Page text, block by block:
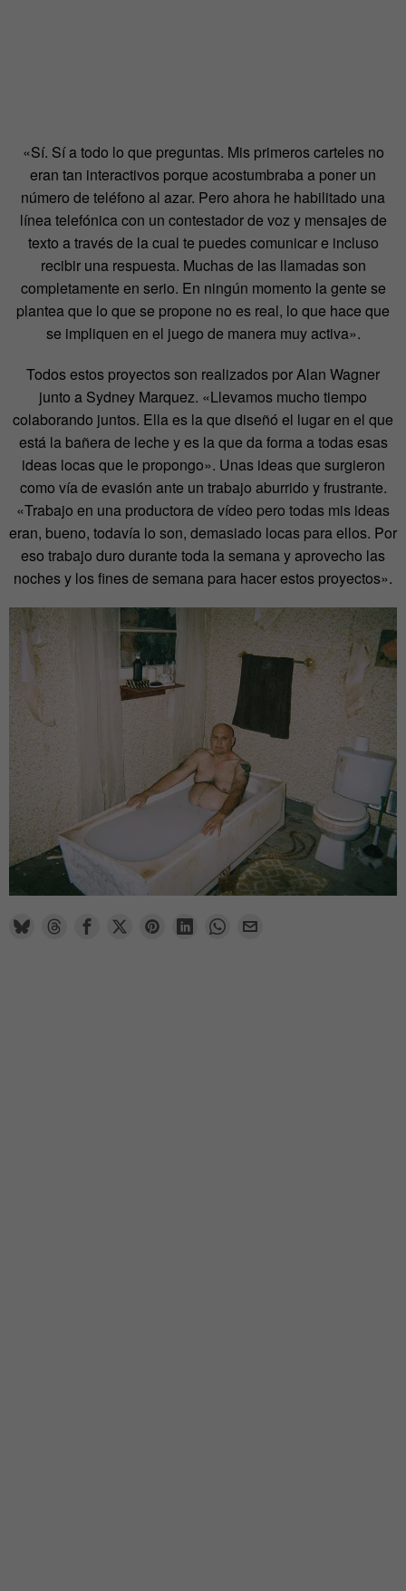
«Sí. Sí a todo lo que preguntas. Mis primeros carteles no
eran tan interactivos porque acostumbraba a poner un
número de teléfono al azar. Pero ahora he habilitado una
línea telefónica con un contestador de voz y mensajes de
texto a través de la cual te puedes comunicar e incluso
recibir una respuesta. Muchas de las llamadas son
completamente en serio. En ningún momento la gente se
plantea que lo que se propone no es real, lo que hace que
se impliquen en el juego de manera muy activa».
Todos estos proyectos son realizados por Alan Wagner
junto a Sydney Marquez. «Llevamos mucho tiempo
colaborando juntos. Ella es la que diseñó el lugar en el que
está la bañera de leche y es la que da forma a todas esas
ideas locas que le propongo». Unas ideas que surgieron
como vía de evasión ante un trabajo aburrido y frustrante.
«Trabajo en una productora de vídeo pero todas mis ideas
eran, bueno, todavía lo son, demasiado locas para ellos. Por
eso trabajo duro durante toda la semana y aprovecho las
noches y los fines de semana para hacer estos proyectos».